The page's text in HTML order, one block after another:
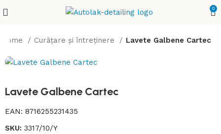
0
Home Curățare și întreținere Lavete Galbene Cartec
Lavete Galbene Cartec
EAN:8716255231435
SKU:3317/10/Y